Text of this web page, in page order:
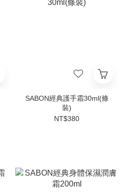
SABON經典護手霜30ml(條
裝)
NT$380